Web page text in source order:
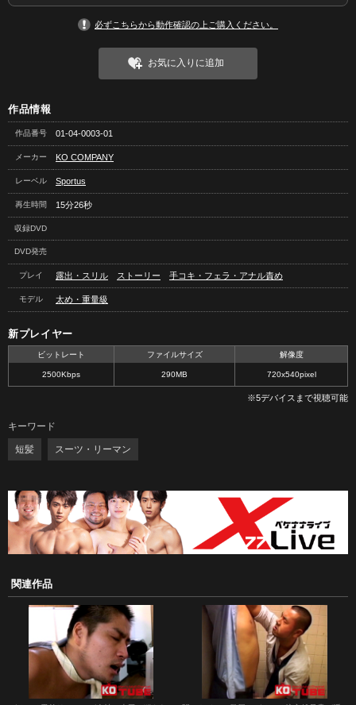
必ずこちらから動作確認の上ご購入ください。
お気に入りに追加
作品情報
作品番号 01-04-0003-01
メーカー KO COMPANY
レーベル Sportus
再生時間 15分26秒
収録DVD
DVD発売
プレイ 露出・スリル ストーリー 手コキ・フェラ・アナル責め
モデル 太め・重量級
新プレイヤー
ビットレート ファイルサイズ 解像度
2500Kbps 290MB 720x540pixel
※5デバイスまで視聴可能
キーワード
短髪 スーツ・リーマン
関連作品